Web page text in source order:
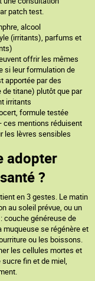
patch test.
alcool
(irritants), parfums et
offrir les mêmes
si leur formulation de
apportée par des
de titane) plutôt que par
irritants
formule testée
ces mentions réduisent
les lèvres sensibles
adopter
?
en 3 gestes. Le matin
au soleil prévue, ou un
couche généreuse de
se régénère et
ou les boissons.
les cellules mortes et
fin et de miel,